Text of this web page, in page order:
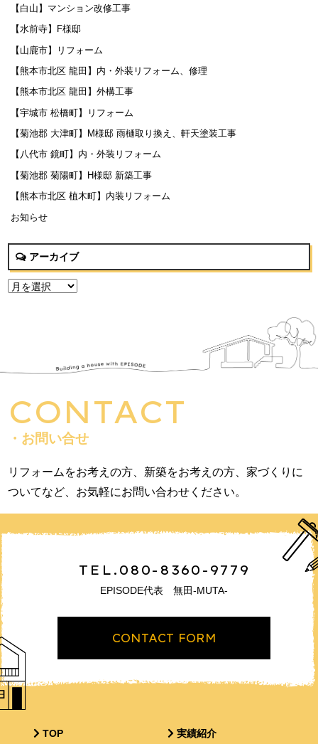
【白山】マンション改修工事
【水前寺】F様邸
【山鹿市】リフォーム
【熊本市北区 龍田】内・外装リフォーム、修理
【熊本市北区 龍田】外構工事
【宇城市 松橋町】リフォーム
【菊池郡 大津町】M様邸 雨樋取り換え、軒天塗装工事
【八代市 鏡町】内・外装リフォーム
【菊池郡 菊陽町】H様邸 新築工事
【熊本市北区 植木町】内装リフォーム
お知らせ
アーカイブ
CONTACT
・お問い合せ
リフォームをお考えの方、新築をお考えの方、家づくりに
ついてなど、お気軽にお問い合わせください。
TEL.080-8360-9779
EPISODE代表 無田-MUTA-
CONTACT FORM
TOP 実績紹介